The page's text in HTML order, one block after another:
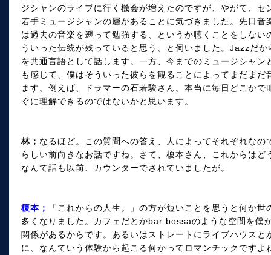
ジシャンのライブに行く機会が増えたのですが、やがて、
若手ミュージシャンの層があることに気づきました。先日
は過去の音楽を遡って勉強する、というか聴くことをしな
ういった伝統が残っていると思う、と伺いました。Jazzだ
を共通言語として話します。一方、今までのミュージシャ
も感じて、僕はそういった彼らを観ることによってまだま
ます。例えば、ドラマーの石若駿さん。本当に毎日どこか
ぐに理解できるのではないかと思います。
林； なるほど。この質問への答え、人によってそれぞれな
らしい前向きなお話ですね。さて、榎本さん、これからは
なんて話も以前、カウンターでされていましたが。
榎本；
「これからの人生。」の方が短いことを思うと何か
多くなりました。カフェだとかbar bossaのような空間を僕
関係があるからです。あるいはストレートにライブハウス
に、なんていう体験から起こる何かってロマンチックです